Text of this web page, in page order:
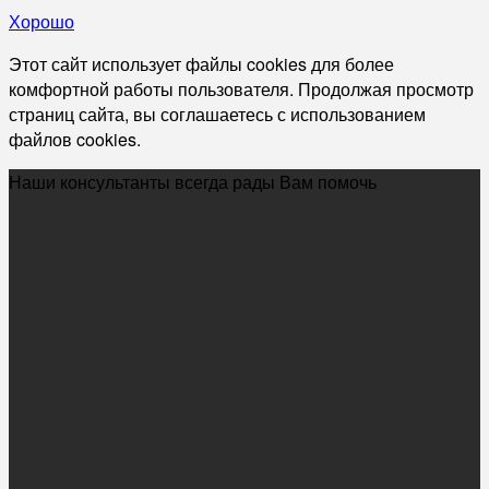
Хорошо
Этот сайт использует файлы cookies для более
комфортной работы пользователя. Продолжая просмотр
страниц сайта, вы соглашаетесь с использованием
файлов cookies.
Наши консультанты всегда рады Вам помочь